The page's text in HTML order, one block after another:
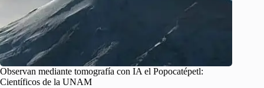
Observan mediante tomografía con IA el Popocatépetl:
Científicos de la UNAM